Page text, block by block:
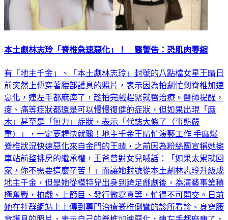
前突然上傳穿著腰部護具的照片，表示因為拍劇忙到脊椎加速
惡化，連左手都麻痺了，趁拍完戲趕緊就醫治療。醫師提醒，
痠、痛等症狀都還是可以慢慢復健的症狀，但如果出現「麻
木」甚至是「無力」症狀，表示「代誌大條了（事態嚴
重）」，一定要趕快就醫！地主千金王晴忙演藝工作 手麻爆
脊椎狀況快速惡化來自金門的王晴，之前因為粉絲團宣稱她擁
車站前整排房的繼承權，王爸曾對女兒喊話：「如果太累就回
家，你不需要這麼辛苦！」而讓她封號從本土劇林志玲升級成
地主千金，但是她從模特兒出身到跨足戲劇後，為演藝事業積
極奮戰，拍戲、上節目、發行微寫真等，忙得不可開交。日前
她在社群網站上上傳到專門治療脊椎側彎的診所看診、身穿腰
背護具的照片，表示自己的脊椎加速惡化，連左手都麻痺了，